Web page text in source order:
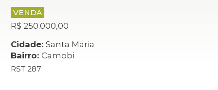
VENDA
R$ 250.000,00
Cidade:Santa Maria
Bairro:Camobi
RST 287